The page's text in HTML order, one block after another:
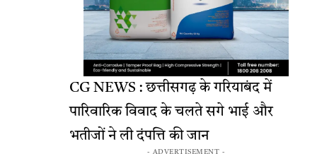
CG NEWS : छत्तीसगढ़ के गरियाबंद में
पारिवारिक विवाद के चलते सगे भाई और
भतीजों ने ली दंपत्ति की जान
- ADVERTISEMENT -